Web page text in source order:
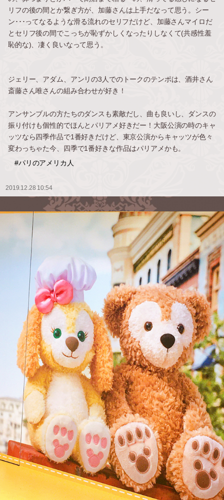
リフの後の間とか繋ぎ方が、加藤さんは上手だなって思う。シー
ン･･･ってなるような滑る流れのセリフだけど、加藤さんマイロだ
とセリフ後の間でこっちが恥ずかしくなったりしなくて(共感性羞
恥的な)、凄く良いなって思う。
ジェリー、アダム、アンリの3人でのトークのテンポは、酒井さん
斎藤さん唯さんの組み合わせが好き！
アンサンブルの方たちのダンスも素敵だし、曲も良いし、ダンスの
振り付けも個性的でほんとパリアメ好きだー！大阪公演の時のキャ
ッツなら四季作品で1番好きだけど、東京公演からキャッツが色々
変わっちゃた今、四季で1番好きな作品はパリアメかも。
#パリのアメリカ人
2019.12.28 10:54